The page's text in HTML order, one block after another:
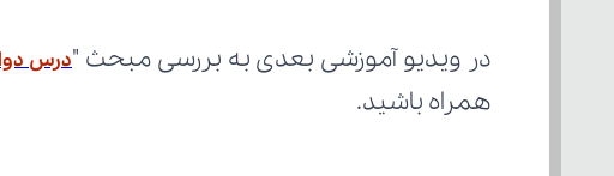
در ویدیو آموزشی بعدی به بررسی مبحث "درس
همراه باشید.